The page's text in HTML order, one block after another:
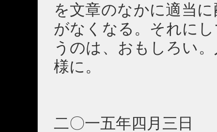
を文章のなかに適当
がなくなる。それに
うのは、おもしろい
様に。
二〇一五年四月三日